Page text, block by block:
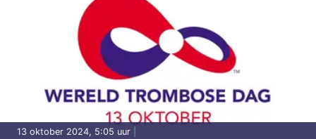
13 oktober 2024, 5:05 uur